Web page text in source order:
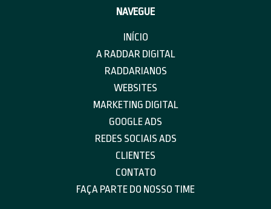
NAVEGUE
INÍCIO
A RADDAR DIGITAL
RADDARIANOS
WEBSITES
MARKETING DIGITAL
GOOGLE ADS
REDES SOCIAIS ADS
CLIENTES
CONTATO
FAÇA PARTE DO NOSSO TIME